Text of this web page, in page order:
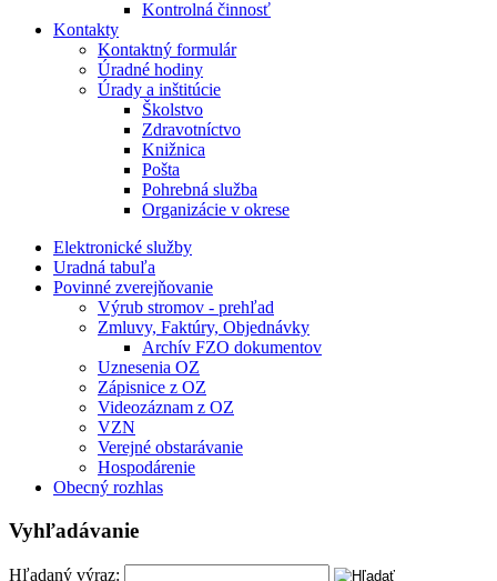
Kontrolná činnosť
Kontakty
Kontaktný formulár
Úradné hodiny
Úrady a inštitúcie
Školstvo
Zdravotníctvo
Knižnica
Pošta
Pohrebná služba
Organizácie v okrese
Elektronické služby
Uradná tabuľa
Povinné zverejňovanie
Výrub stromov - prehľad
Zmluvy, Faktúry, Objednávky
Archív FZO dokumentov
Uznesenia OZ
Zápisnice z OZ
Videozáznam z OZ
VZN
Verejné obstarávanie
Hospodárenie
Obecný rozhlas
Vyhľadávanie
Hľadaný výraz: